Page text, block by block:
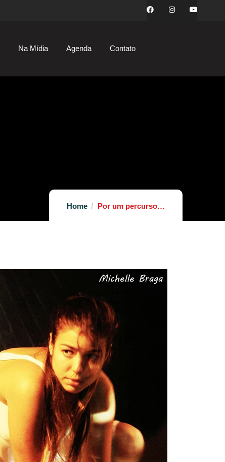
Na Mídia Agenda Contato
Home Por um percurso…